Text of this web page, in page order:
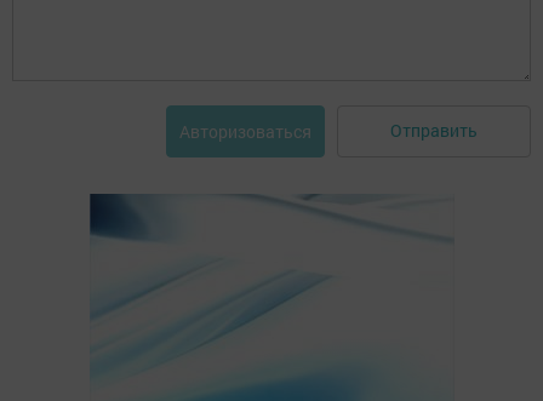
Авторизоваться Отправить